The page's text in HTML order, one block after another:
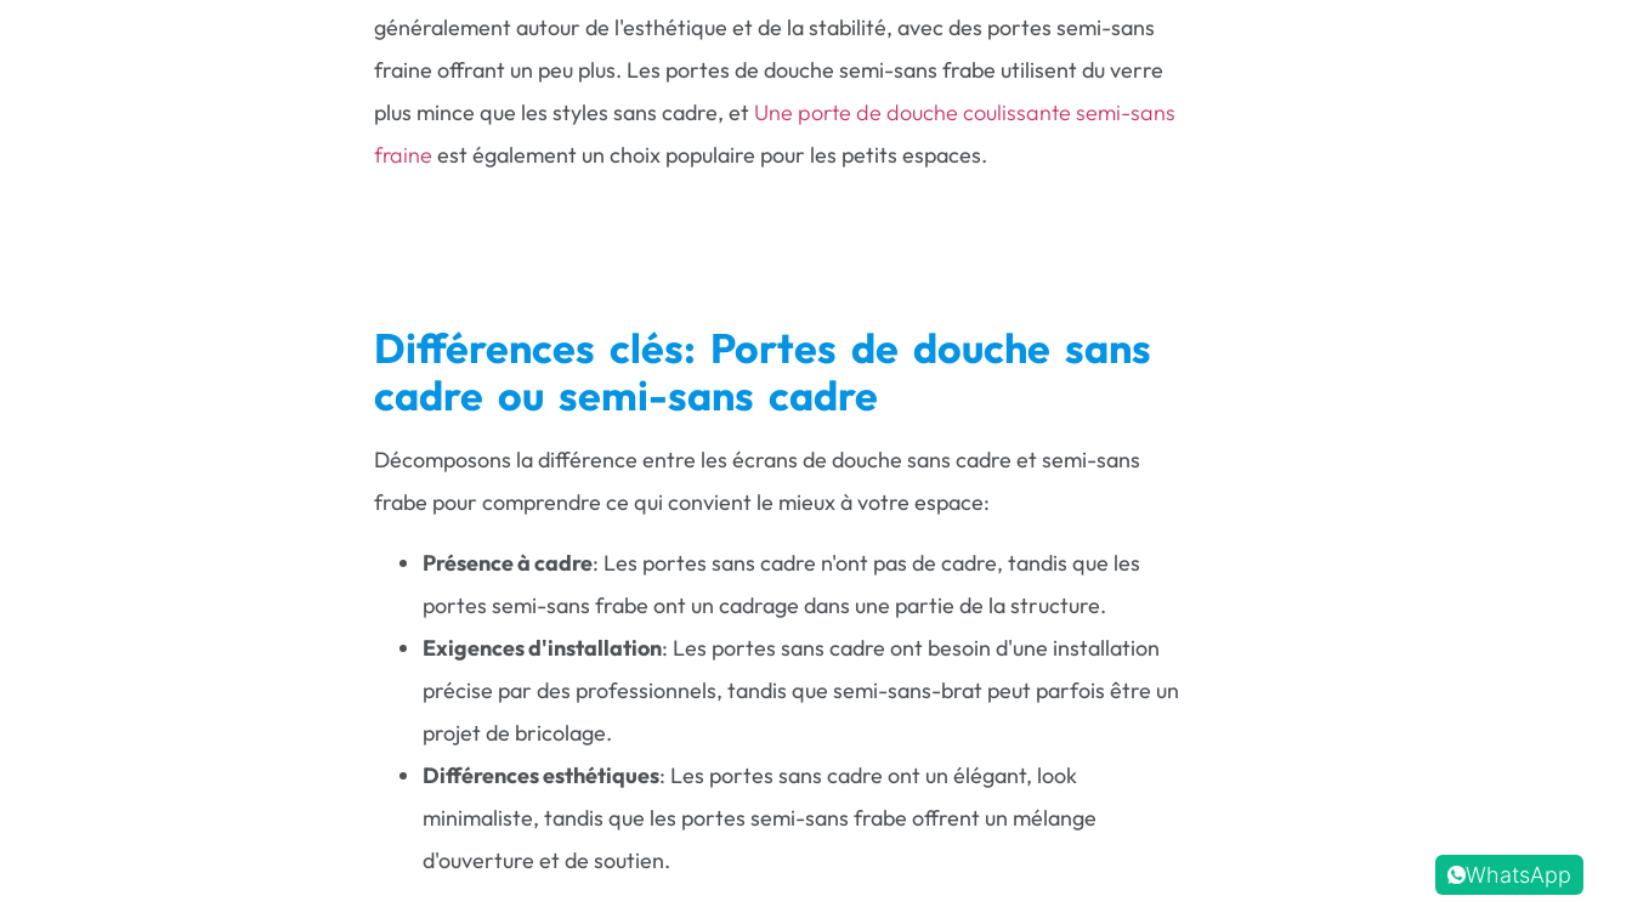
généralement autour de l'esthétique et de la stabilité, avec des portes semi-sans
fraine offrant un peu plus. Les portes de douche semi-sans frabe utilisent du verre
plus mince que les styles sans cadre, et Une porte de douche coulissante semi-sans
fraine est également un choix populaire pour les petits espaces.
Différences clés: Portes de douche sans
cadre ou semi-sans cadre
Décomposons la différence entre les écrans de douche sans cadre et semi-sans
frabe pour comprendre ce qui convient le mieux à votre espace:
Présence à cadre: Les portes sans cadre n'ont pas de cadre, tandis que les
portes semi-sans frabe ont un cadrage dans une partie de la structure.
Exigences d'installation: Les portes sans cadre ont besoin d'une installation
précise par des professionnels, tandis que semi-sans-brat peut parfois être un
projet de bricolage.
Différences esthétiques: Les portes sans cadre ont un élégant, look
minimaliste, tandis que les portes semi-sans frabe offrent un mélange
d'ouverture et de soutien.
WhatsApp